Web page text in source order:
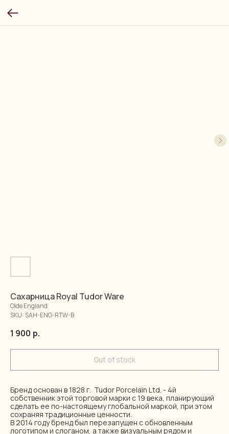
Сахарница Royal Tudor Ware
Olde England
SKU: SAH-ENG-RTW-B
1 900 р.
Out of stock
Бренд основан в 1828 г. Tudor Porcelain Ltd. - 4й
собственник этой торговой марки с 19 века, планирующий
сделать ее по-настоящему глобальной маркой, при этом
сохраняя традиционные ценности.
В 2014 году бренд был перезапущен с обновленным
логотипом и слоганом, а также визуальным рядом и